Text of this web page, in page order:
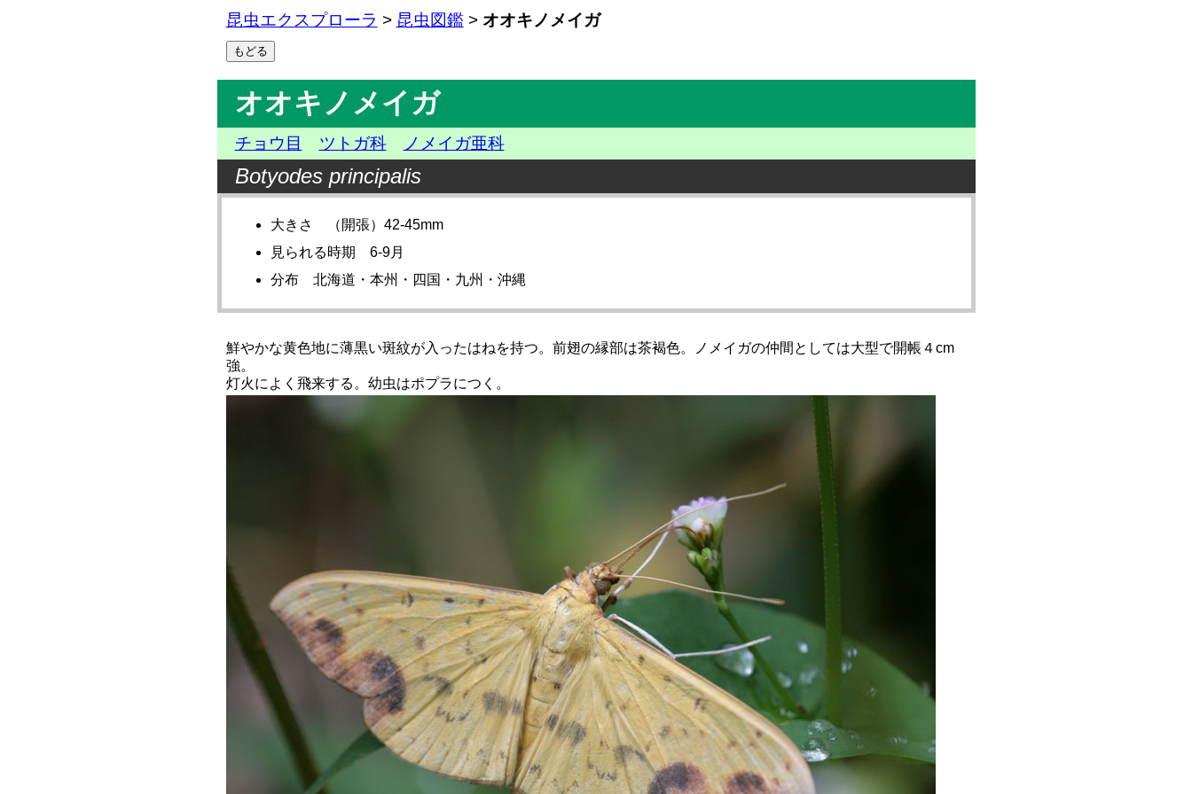
昆虫エクスプローラ > 昆虫図鑑> オオキノメイガ
オオキノメイガ
チョウ目 ツトガ科 ノメイガ亜科
Botyodes principalis
大きさ （開張）42-45mm
見られる時期 6-9月
分布 北海道・本州・四国・九州・沖縄
鮮やかな黄色地に薄黒い斑紋が入ったはねを持つ。前翅の縁部は茶褐色。ノメイガの仲間としては大型で開帳４cm
強。
灯火によく飛来する。幼虫はポプラにつく。